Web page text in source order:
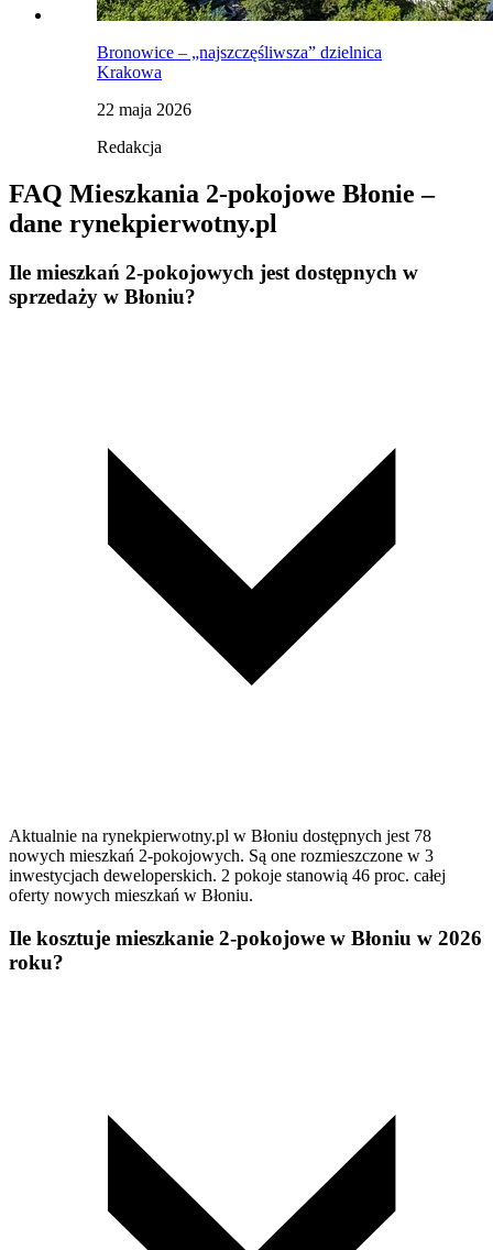
Bronowice – „najszczęśliwsza” dzielnica
Krakowa
22 maja 2026
Redakcja
FAQ Mieszkania 2-pokojowe Błonie –
dane rynekpierwotny.pl
Ile mieszkań 2-pokojowych jest dostępnych w
sprzedaży w Błoniu?
Aktualnie na rynekpierwotny.pl w Błoniu dostępnych jest 78
nowych mieszkań 2-pokojowych. Są one rozmieszczone w 3
inwestycjach deweloperskich. 2 pokoje stanowią 46 proc. całej
oferty nowych mieszkań w Błoniu.
Ile kosztuje mieszkanie 2-pokojowe w Błoniu w 2026
roku?